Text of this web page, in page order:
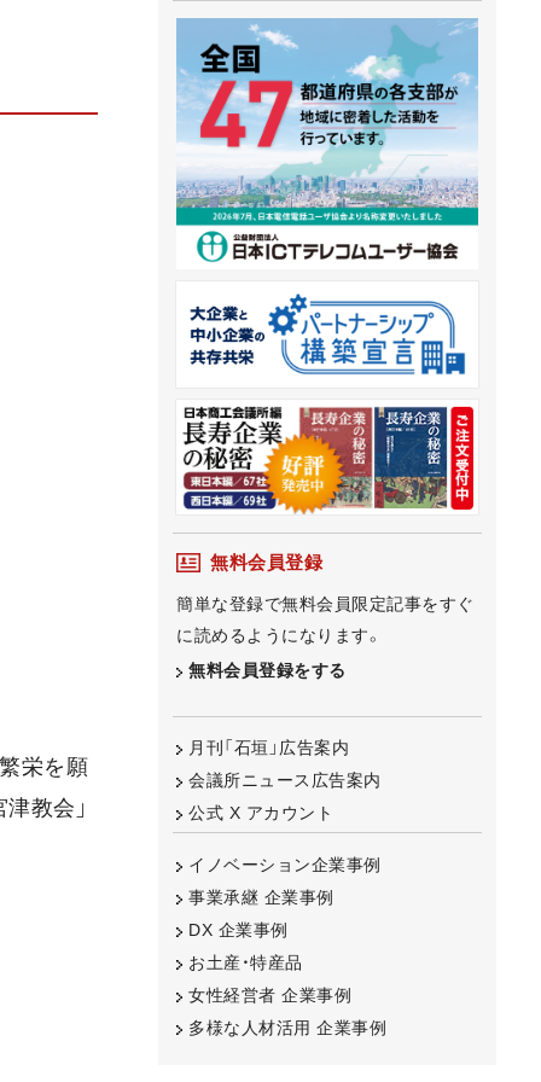
栄を願
教会」
無料会員登録
簡単な登録で無料会員限定記事をすぐ
に読めるようになります。
無料会員登録をする
月刊「石垣」広告案内
会議所ニュース広告案内
公式 X アカウント
イノベーション企業事例
事業承継 企業事例
DX 企業事例
お土産・特産品
女性経営者 企業事例
多様な人材活用 企業事例